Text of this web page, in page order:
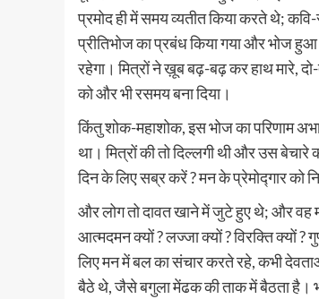
प्रमोद ही में समय व्यतीत किया करते थे;
प्रीतिभोज का प्रबंध किया गया और भोज हुआ
रहेगा। मित्रों ने ख़ूब बढ़-बढ़ कर हाथ मारे,
को और भी रसमय बना दिया।
किंतु शोक-महाशोक, इस भोज का परिणाम
था। मित्रों की तो दिल्लगी थी और उस बेचारे
दिन के लिए सब्र करें ? मन के प्रेमोद्गार को
और लोग तो दावत खाने में जुटे हुए थे; और वह
आत्मदमन क्यों ? लज्जा क्यों ? विरक्ति क्यों ?
लिए मन में बल का संचार करते रहे, कभी
बैठे थे, जैसे बगुला मेंढक की ताक में बैठता है।